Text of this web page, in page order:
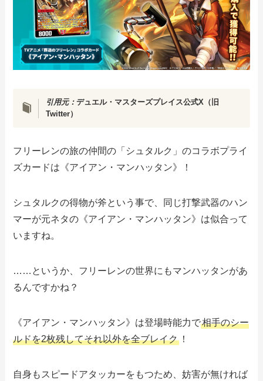
引用元： デュエル・マスターズプレイス公式X（旧
Twitter）
フリーレンの旅の仲間の「シュタルク」のコラボプライ
ズカードは《アイアン・マンハッタン》！
シュタルクの得物が斧という事で、同じ打撃武器のハン
マーが元ネタの《アイアン・マンハッタン》は似合って
いますね。
……というか、フリーレンの世界にもマンハッタンがあ
るんですかね？
《アイアン・マンハッタン》は登場時能力で相手のシー
ルドを2枚残してそれ以外を全ブレイク ！
自身もスピードアタッカーをもつため、妨害が無ければ